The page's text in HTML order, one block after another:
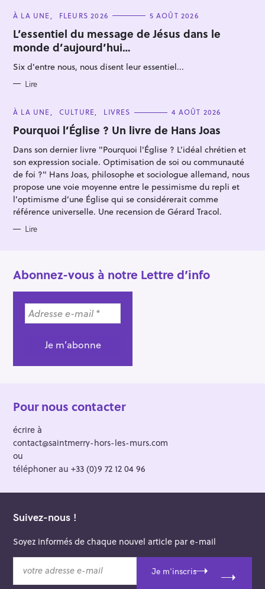
C
T
E
G
O
I
S
À LA UNE FLEURS 2026 5 AOÛT 2026
L’essentiel du message de Jésus dans le
monde d’aujourd’hui…
Six d'entre nous, nous disent leur essentiel...
Lire
C
T
E
O
I
E
S
À LA UNE CULTURE LIVRES 4 AOÛT 2026
Pourquoi l’Église ? Un livre de Hans Joas
Dans son dernier livre "Pourquoi l'Église ? L’idéal chrétien et
son expression sociale. Optimisation de soi ou communauté
de foi ?" Hans Joas, philosophe et sociologue allemand, nous
propose une voie moyenne entre le pessimisme du repli et
l’optimisme d’une Église qui se considérerait comme
référence universelle. Une recension de Gérard Tracol.
Lire
Abonnez-vous à notre Lettre d’info
Pour nous contacter
écrire à
contact@saintmerry-hors-les-murs.com
ou
téléphoner au +33 (0)9 72 12 04 96
Suivez-nous !
Soyez informés de chaque nouvel article par e-mail
Je m'inscris